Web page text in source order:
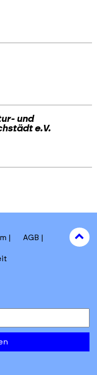
und
e.V.
AGB
to
top